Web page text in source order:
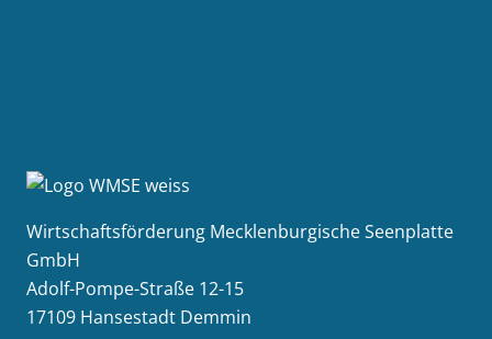
Wirtschaftsförderung Mecklenburgische Seenplatte
GmbH
Adolf-Pompe-Straße 12-15
17109 Hansestadt Demmin